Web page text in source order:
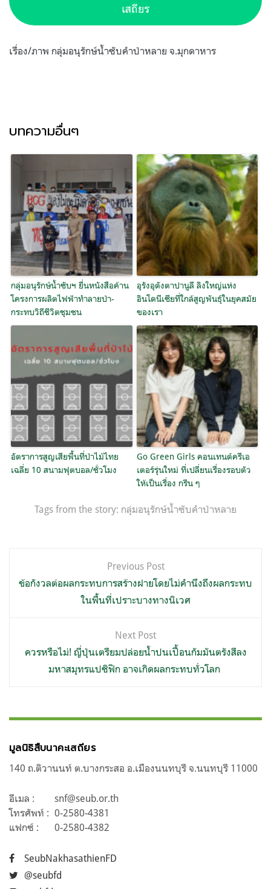
เสถียร
เรื่อง/ภาพ กลุ่มอนุรักษ์น้ำซับคำป่าหลาย จ.มุกดาหาร
บทความอื่นๆ
กลุ่มอนุรักษ์น้ำซับฯ ยื่นหนังสือค้าน
โครงการผลิตไฟฟ้าทำลายป่า-
กระทบวิถีชีวิตชุมชน
อุรังอุตังตาปานูลี ลิงใหญ่แห่ง
อินโดนีเซียที่ใกล้สูญพันธุ์ในยุคสมัย
ของเรา
อัตราการสูญเสียพื้นที่ป่าไม้ไทย
เฉลี่ย 10 สนามฟุตบอล/ชั่วโมง
Go Green Girls คอนเทนต์ครีเอ
เตอร์รุ่นใหม่ ที่เปลี่ยนเรื่องรอบตัว
ให้เป็นเรื่อง กรีน ๆ
Tags from the story: กลุ่มอนุรักษ์น้ำซับคำป่าหลาย
เรื่อง
Previous Post
ข้อกังวลต่อผลกระทบการสร้างฝายโดยไม่คำนึงถึงผลกระทบ
ในพื้นที่เปราะบางทางนิเวศ
Next Post
ควรหรือไม่! ญี่ปุ่นเตรียมปล่อยน้ำปนเปื้อนกัมมันตรังสีลง
มหาสมุทรแปซิฟิก อาจเกิดผลกระทบทั่วโลก
มูลนิธิสืบนาคะเสถียร
140 ถ.ติวานนท์ ต.บางกระสอ อ.เมืองนนทบุรี จ.นนทบุรี 11000
อีเมล :
snf@seub.or.th
โทรศัพท์ : 0-2580-4381
แฟกซ์ :
0-2580-4382
SeubNakhasathienFD
@seubfd